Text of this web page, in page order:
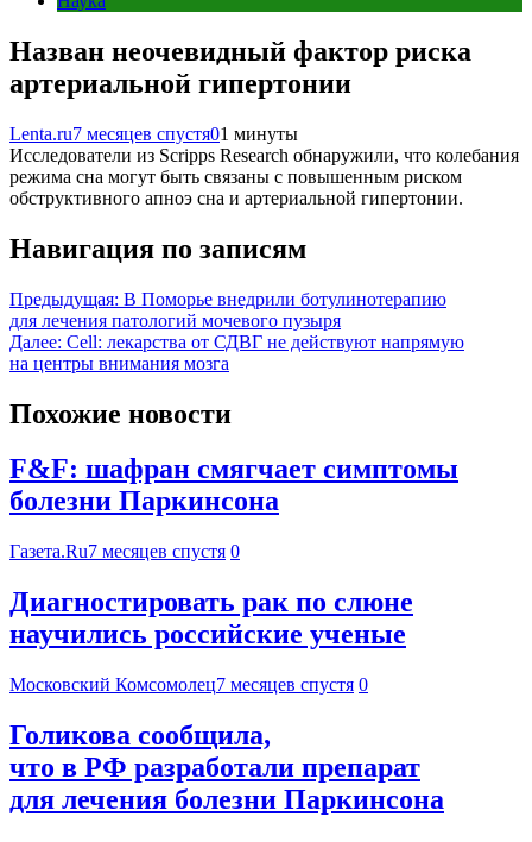
Назван неочевидный фактор риска
артериальной гипертонии
Lenta.ru7 месяцев спустя01 минуты
Исследователи из Scripps Research обнаружили, что колебания
режима сна могут быть связаны с повышенным риском
обструктивного апноэ сна и артериальной гипертонии.
Навигация по записям
Предыдущая: В Поморье внедрили ботулинотерапию
для лечения патологий мочевого пузыря
Далее: Cell: лекарства от СДВГ не действуют напрямую
на центры внимания мозга
Похожие новости
F&F: шафран смягчает симптомы
болезни Паркинсона
Газета.Ru7 месяцев спустя 0
Диагностировать рак по слюне
научились российские ученые
Московский Комсомолец7 месяцев спустя 0
Голикова сообщила,
что в РФ разработали препарат
для лечения болезни Паркинсона